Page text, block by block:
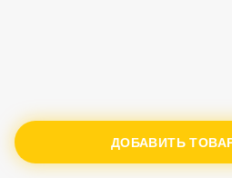
ДОБАВИТЬ